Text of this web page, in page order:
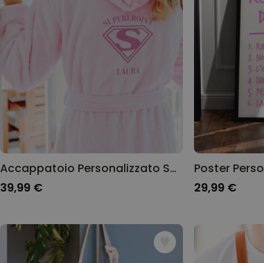
19,99 €
Personalizzabile
Copertina
Faccia
Accappatoio Personalizzato Supereroina
39,99 €
29,99 €